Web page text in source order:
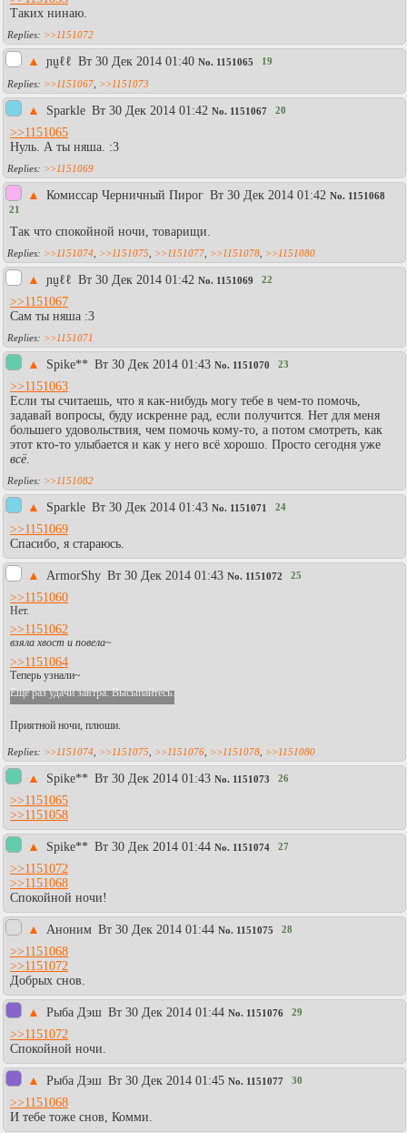
Таких нинаю.
>>1151072
▲ ɲṵℓℓ Вт 30 Дек 2014 01:40 No. 1151065 19
>>1151067 >>1151073
▲ Sparkle Вт 30 Дек 2014 01:42 No. 1151067 20
>>1151065
Нуль. А ты няша. :3
>>1151069
▲ Комиссар Черничный Пирог Вт 30 Дек 2014 01:42 No. 1151068
21
Так что спокойной ночи, товарищи.
>>1151074 >>1151075 >>1151077 >>1151078 >>1151080
▲ ɲṵℓℓ Вт 30 Дек 2014 01:42 No. 1151069 22
>>1151067
Сам ты няша :3
>>1151071
▲ Spike** Вт 30 Дек 2014 01:43 No. 1151070 23
>>1151063
Если ты считаешь, что я как-нибудь могу тебе в чем-то помочь,
задавай вопросы, буду искренне рад, если получится. Нет для меня
большего удовольствия, чем помочь кому-то, а потом смотреть, как
этот кто-то улыбается и как у него всё хорошо. Просто сегодня уже
всё.
>>1151082
▲ Sparkle Вт 30 Дек 2014 01:43 No. 1151071 24
>>1151069
Спасибо, я стараюсь.
▲ АrmorShy Вт 30 Дек 2014 01:43 No. 1151072 25
>>1151060
Нет.
>>1151062
взяла хвост и повела~
>>1151064
Теперь узнали~
Ещё раз удачи завтра. Высыпайтесь.
Приятной ночи, плюши.
>>1151074 >>1151075 >>1151076 >>1151078 >>1151080
▲ Spike** Вт 30 Дек 2014 01:43 No. 1151073 26
>>1151065
>>1151058
▲ Spike** Вт 30 Дек 2014 01:44 No. 1151074 27
>>1151072
>>1151068
Спокойной ночи!
▲ Аноним Вт 30 Дек 2014 01:44 No. 1151075 28
>>1151068
>>1151072
Добрых снов.
▲ Рыба Дэш Вт 30 Дек 2014 01:44 No. 1151076 29
>>1151072
Спокойной ночи.
▲ Рыба Дэш Вт 30 Дек 2014 01:45 No. 1151077 30
>>1151068
И тебе тоже снов, Комми.